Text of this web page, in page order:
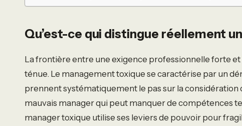
Qu’est-ce qui distingue réellement
La frontière entre une exigence professionnelle forte
ténue. Le management toxique se caractérise par un
prennent systématiquement le pas sur la considération
mauvais manager qui peut manquer de compétences
manager toxique utilise ses leviers de pouvoir pour